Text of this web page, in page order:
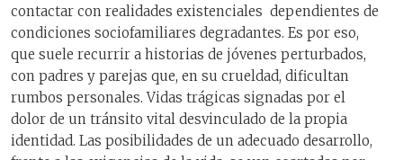
contactar con realidades existenciales dependientes de
condiciones sociofamiliares degradantes. Es por eso,
que suele recurrir a historias de jóvenes perturbados,
con padres y parejas que, en su crueldad, dificultan
rumbos personales. Vidas trágicas signadas por el
dolor de un tránsito vital desvinculado de la propia
identidad. Las posibilidades de un adecuado desarrollo,